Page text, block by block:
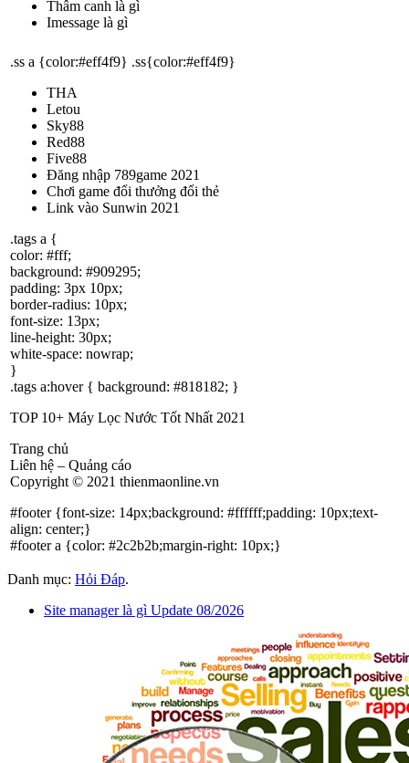
Thâm canh là gì
Imessage là gì
.ss a {color:#eff4f9} .ss{color:#eff4f9}
THA
Letou
Sky88
Red88
Five88
Đăng nhập 789game 2021
Chơi game đổi thưởng đổi thẻ
Link vào Sunwin 2021
.tags a {
color: #fff;
background: #909295;
padding: 3px 10px;
border-radius: 10px;
font-size: 13px;
line-height: 30px;
white-space: nowrap;
}
.tags a:hover { background: #818182; }
TOP 10+ Máy Lọc Nước Tốt Nhất 2021
Trang chủ
Liên hệ – Quảng cáo
Copyright © 2021 thienmaonline.vn
#footer {font-size: 14px;background: #ffffff;padding: 10px;text-
align: center;}
#footer a {color: #2c2b2b;margin-right: 10px;}
Danh mục: Hỏi Đáp.
Site manager là gì Update 08/2026